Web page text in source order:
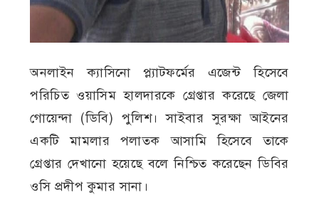
অনলাইন ক্যাসিনো প্ল্যাটফর্মের এজেন্ট হিসেবে
পরিচিত ওয়াসিম হালদারকে গ্রেপ্তার করেছে জেলা
গোয়েন্দা (ডিবি) পুলিশ। সাইবার সুরক্ষা আইনের
একটি মামলার পলাতক আসামি হিসেবে তাকে
গ্রেপ্তার দেখানো হয়েছে বলে নিশ্চিত করেছেন ডিবির
ওসি প্রদীপ কুমার সানা।